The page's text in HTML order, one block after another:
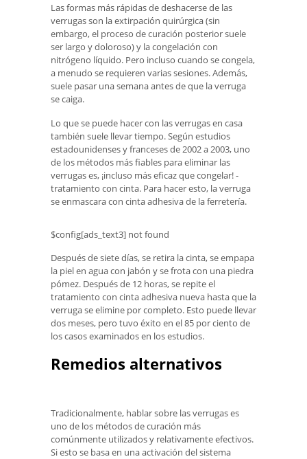
Las formas más rápidas de deshacerse de las
verrugas son la extirpación quirúrgica (sin
embargo, el proceso de curación posterior suele
ser largo y doloroso) y la congelación con
nitrógeno líquido. Pero incluso cuando se congela,
a menudo se requieren varias sesiones. Además,
suele pasar una semana antes de que la verruga
se caiga.
Lo que se puede hacer con las verrugas en casa
también suele llevar tiempo. Según estudios
estadounidenses y franceses de 2002 a 2003, uno
de los métodos más fiables para eliminar las
verrugas es, ¡incluso más eficaz que congelar! -
tratamiento con cinta. Para hacer esto, la verruga
se enmascara con cinta adhesiva de la ferretería.
$config[ads_text3] not found
Después de siete días, se retira la cinta, se empapa
la piel en agua con jabón y se frota con una piedra
pómez. Después de 12 horas, se repite el
tratamiento con cinta adhesiva nueva hasta que la
verruga se elimine por completo. Esto puede llevar
dos meses, pero tuvo éxito en el 85 por ciento de
los casos examinados en los estudios.
Remedios alternativos
Tradicionalmente, hablar sobre las verrugas es
uno de los métodos de curación más
comúnmente utilizados y relativamente efectivos.
Si esto se basa en una activación del sistema